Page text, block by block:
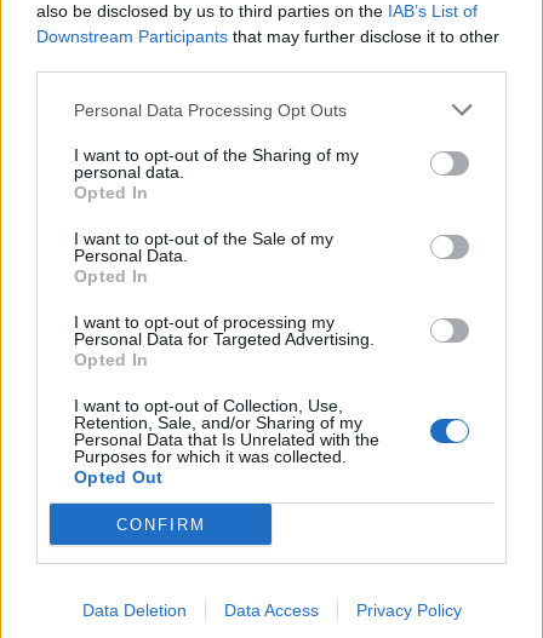
also be disclosed by us to third parties on the IAB’s List of
Downstream Participants that may further disclose it to other
Personal Data Processing Opt Outs
I want to opt-out of the Sharing of my
personal data.
Opted In
I want to opt-out of the Sale of my
Personal Data.
Opted In
I want to opt-out of processing my
Personal Data for Targeted Advertising.
Opted In
I want to opt-out of Collection, Use,
Retention, Sale, and/or Sharing of my
Personal Data that Is Unrelated with the
Purposes for which it was collected.
Opted Out
CONFIRM
Data Deletion Data Access Privacy Policy
17:34
Μεγάλη φωτιά στο Μουζάκι Ηλείας
Πλαστική ρύπανση: Το «παραμελημένο» πρόβλημα στη
διαχείριση των τροφικών αποβλήτων
Πρόλαβαν τη φωτιά στο Κορωπί - Είχε ηχήσει το 112
Ο Νετανιάχου απορρίπτει το σχέδιο Τραμπ για τη Γάζα
Ο Καρέτσας πλήγωσε τον Τζόλη με τρομερό γκολ
εργαστούν